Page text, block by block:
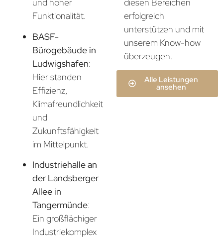
und hoher
Funktionalität.
BASF-
Bürogebäude in
Ludwigshafen:
Hier standen
Effizienz,
Klimafreundlichkeit
und
Zukunftsfähigkeit
im Mittelpunkt.
Industriehalle an
der Landsberger
Allee in
Tangermünde:
Ein großflächiger
Industriekomplex
erfolgreich
unterstützen und mit
unserem Know-how
überzeugen.
Alle Leistungen
ansehen